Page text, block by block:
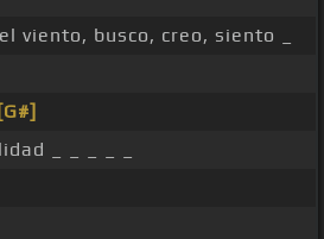
viento, busco, creo, siento _
[G#]
_ _ _ _ _